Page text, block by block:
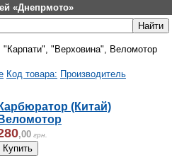
«Днепрмото»
"Карпати", "Верховина", Веломотор
Код товара: Производитель
Карбюратор (Китай)
Веломотор
,00 грн.